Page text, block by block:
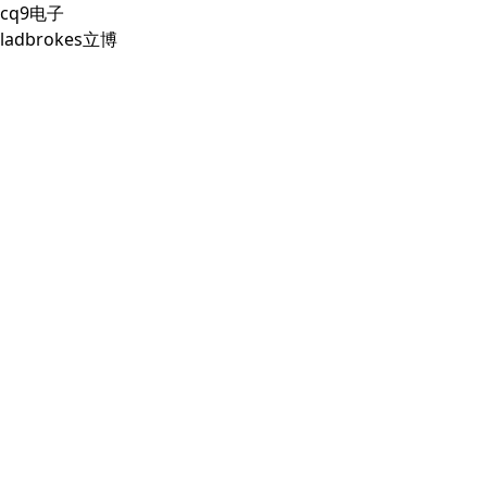
cq9电子
ladbrokes立博